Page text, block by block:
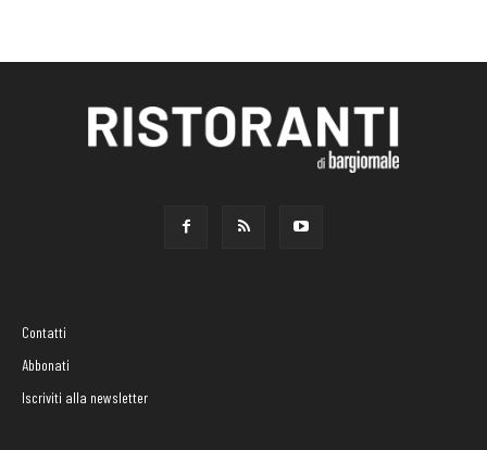
Contatti
Abbonati
Iscriviti alla newsletter